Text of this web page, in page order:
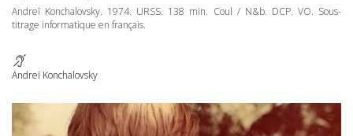
Andreï Konchalovsky. 1974. URSS. 138 min. Coul / N&b. DCP. VO. Sous-
titrage informatique en français.
Andreï Konchalovsky